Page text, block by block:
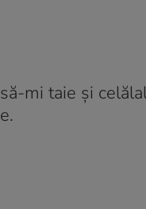
mi taie și